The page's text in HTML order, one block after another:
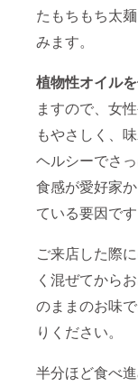
たもちもち太
みます。
植物性オイル
ますので、女
もやさしく、
ヘルシーでさ
食感が愛好家
ている要因です
ご来店した際
く混ぜてから
のままのお味
りください。
半分ほど食べ進